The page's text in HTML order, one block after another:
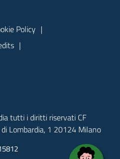
Policy
tutti i diritti riservati CF
Lombardia, 1 20124 Milano